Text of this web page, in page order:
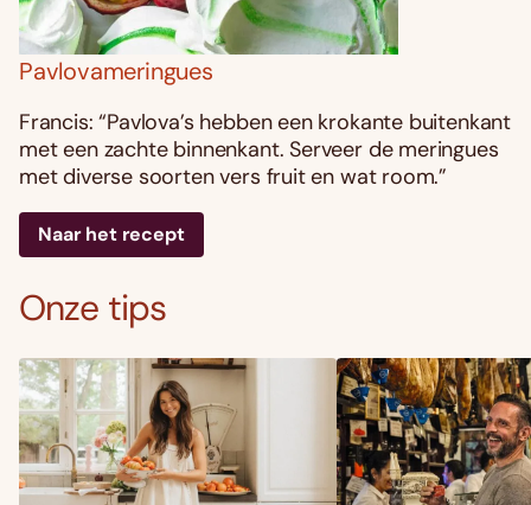
Pavlovameringues
Francis: “Pavlova’s hebben een krokante buitenkant
met een zachte binnenkant. Serveer de meringues
met diverse soorten vers fruit en wat room.”
Naar het recept
Onze tips